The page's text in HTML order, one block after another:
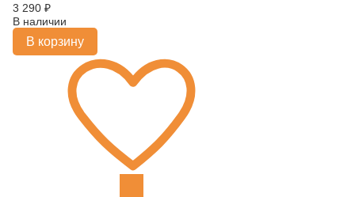
3 290 ₽
В наличии
В корзину